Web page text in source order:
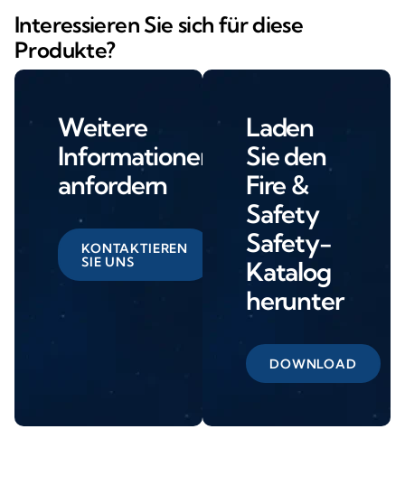
Interessieren Sie sich für diese
Produkte?
Weitere
Informationen
anfordern
KONTAKTIEREN
SIE UNS
Laden
Sie den
Fire &
Safety
Safety-
Katalog
herunter
DOWNLOAD